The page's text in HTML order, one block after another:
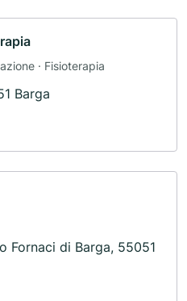
· Fisioterapia
Barga
Fornaci di Barga, 55051